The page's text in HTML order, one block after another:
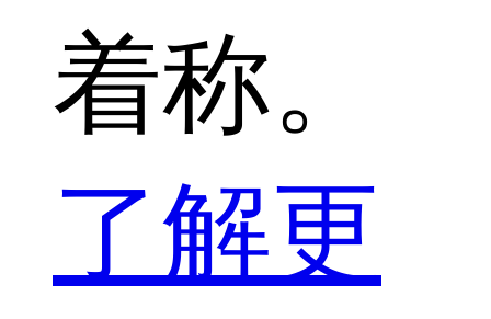
着称。
了解更